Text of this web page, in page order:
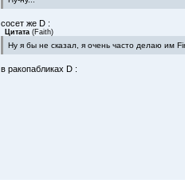
сосет же D :
Цитата (Faith)
Ну я бы не сказал, я очень часто делаю им
в ракопабликах D :